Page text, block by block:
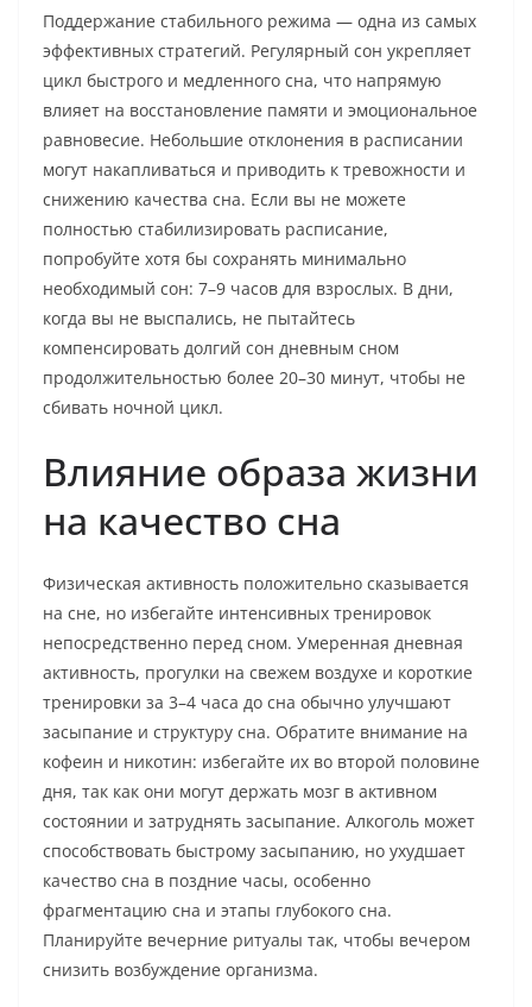
Поддержание стабильного режима — одна из самых
эффективных стратегий. Регулярный сон укрепляет
цикл быстрого и медленного сна, что напрямую
влияет на восстановление памяти и эмоциональное
равновесие. Небольшие отклонения в расписании
могут накапливаться и приводить к тревожности и
снижению качества сна. Если вы не можете
полностью стабилизировать расписание,
попробуйте хотя бы сохранять минимально
необходимый сон: 7–9 часов для взрослых. В дни,
когда вы не выспались, не пытайтесь
компенсировать долгий сон дневным сном
продолжительностью более 20–30 минут, чтобы не
сбивать ночной цикл.
Влияние образа жизни
на качество сна
Физическая активность положительно сказывается
на сне, но избегайте интенсивных тренировок
непосредственно перед сном. Умеренная дневная
активность, прогулки на свежем воздухе и короткие
тренировки за 3–4 часа до сна обычно улучшают
засыпание и структуру сна. Обратите внимание на
кофеин и никотин: избегайте их во второй половине
дня, так как они могут держать мозг в активном
состоянии и затруднять засыпание. Алкоголь может
способствовать быстрому засыпанию, но ухудшает
качество сна в поздние часы, особенно
фрагментацию сна и этапы глубокого сна.
Планируйте вечерние ритуалы так, чтобы вечером
снизить возбуждение организма.